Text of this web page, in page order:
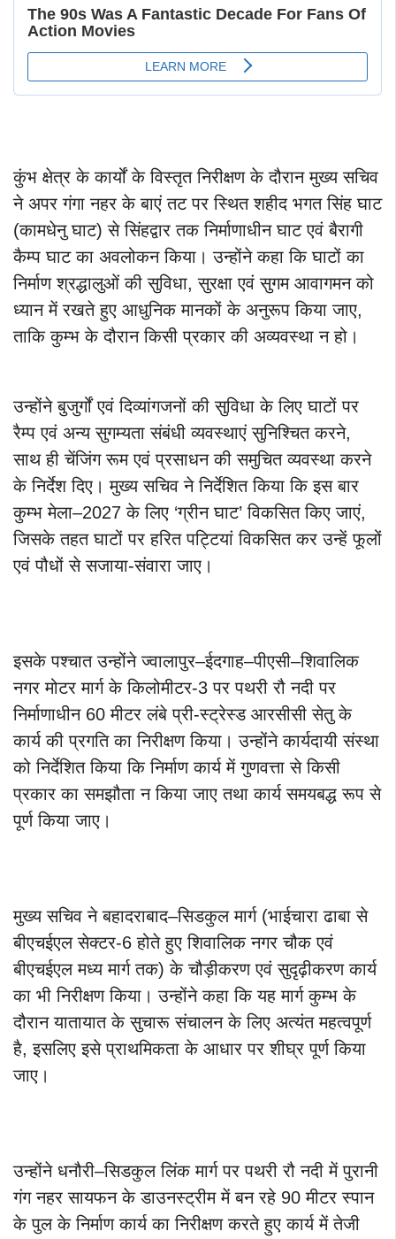
कुंभ क्षेत्र के कार्यों के विस्तृत निरीक्षण के दौरान मुख्य सचिव
ने अपर गंगा नहर के बाएं तट पर स्थित शहीद भगत सिंह घाट
(कामधेनु घाट) से सिंहद्वार तक निर्माणाधीन घाट एवं बैरागी
कैम्प घाट का अवलोकन किया। उन्होंने कहा कि घाटों का
निर्माण श्रद्धालुओं की सुविधा, सुरक्षा एवं सुगम आवागमन को
ध्यान में रखते हुए आधुनिक मानकों के अनुरूप किया जाए,
ताकि कुम्भ के दौरान किसी प्रकार की अव्यवस्था न हो।
उन्होंने बुजुर्गों एवं दिव्यांगजनों की सुविधा के लिए घाटों पर
रैम्प एवं अन्य सुगम्यता संबंधी व्यवस्थाएं सुनिश्चित करने,
साथ ही चेंजिंग रूम एवं प्रसाधन की समुचित व्यवस्था करने
के निर्देश दिए। मुख्य सचिव ने निर्देशित किया कि इस बार
कुम्भ मेला–2027 के लिए ‘ग्रीन घाट’ विकसित किए जाएं,
जिसके तहत घाटों पर हरित पट्टियां विकसित कर उन्हें फूलों
एवं पौधों से सजाया-संवारा जाए।
इसके पश्चात उन्होंने ज्वालापुर–ईदगाह–पीएसी–शिवालिक
नगर मोटर मार्ग के किलोमीटर-3 पर पथरी रौ नदी पर
निर्माणाधीन 60 मीटर लंबे प्री-स्ट्रेस्ड आरसीसी सेतु के
कार्य की प्रगति का निरीक्षण किया। उन्होंने कार्यदायी संस्था
को निर्देशित किया कि निर्माण कार्य में गुणवत्ता से किसी
प्रकार का समझौता न किया जाए तथा कार्य समयबद्ध रूप से
पूर्ण किया जाए।
मुख्य सचिव ने बहादराबाद–सिडकुल मार्ग (भाईचारा ढाबा से
बीएचईएल सेक्टर-6 होते हुए शिवालिक नगर चौक एवं
बीएचईएल मध्य मार्ग तक) के चौड़ीकरण एवं सुदृढ़ीकरण कार्य
का भी निरीक्षण किया। उन्होंने कहा कि यह मार्ग कुम्भ के
दौरान यातायात के सुचारू संचालन के लिए अत्यंत महत्वपूर्ण
है, इसलिए इसे प्राथमिकता के आधार पर शीघ्र पूर्ण किया
जाए।
उन्होंने धनौरी–सिडकुल लिंक मार्ग पर पथरी रौ नदी में पुरानी
गंग नहर सायफन के डाउनस्ट्रीम में बन रहे 90 मीटर स्पान
के पुल के निर्माण कार्य का निरीक्षण करते हुए कार्य में तेजी